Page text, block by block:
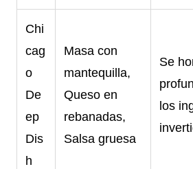
Chi
cag
o
De
ep
Dis
h
Masa con
mantequilla,
Queso en
rebanadas,
Salsa gruesa
Se
los